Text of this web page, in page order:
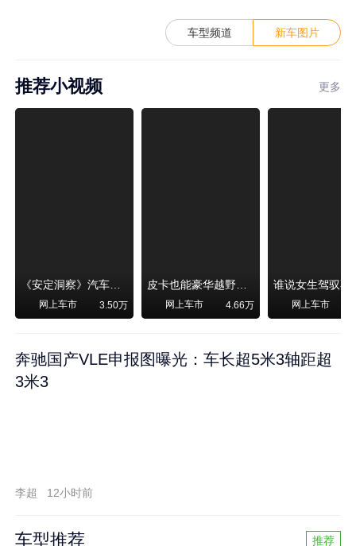
车型频道 新车图片
推荐小视频 更多
《安定洞察》汽车烧不烧油，和石油安全无关！
网上车市 3.50万
皮卡也能豪华越野！纵横F700上市，限时卖29.99万起
网上车市 4.66万 网上车市
奔驰国产VLE申报图曝光：车长超5米3轴距超
3米3
李超 12小时前
车型推荐 推荐